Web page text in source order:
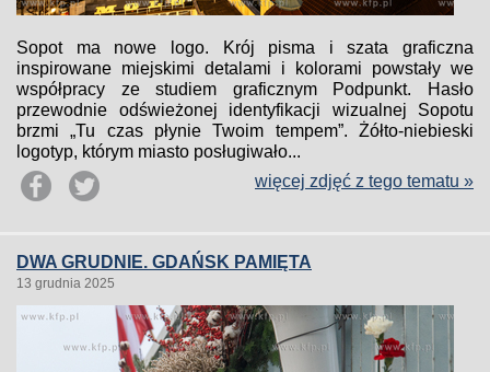
Sopot ma nowe logo. Krój pisma i szata graficzna
inspirowane miejskimi detalami i kolorami powstały we
współpracy ze studiem graficznym Podpunkt. Hasło
przewodnie odświeżonej identyfikacji wizualnej Sopotu
brzmi „Tu czas płynie Twoim tempem”. Żółto-niebieski
logotyp, którym miasto posługiwało...
więcej zdjęć z tego tematu »
DWA GRUDNIE. GDAŃSK PAMIĘTA
13 grudnia 2025